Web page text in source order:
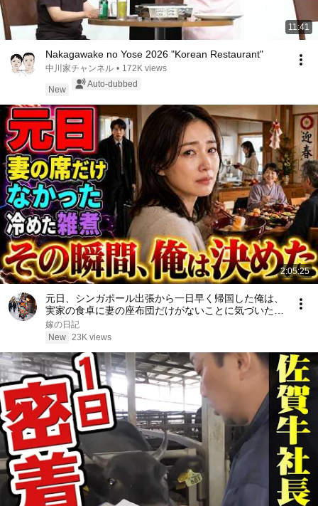
11:41
Nakagawake no Yose 2026 "Korean Restaurant"
中川家チャンネル • 172K views
New
Auto-dubbed
2:05:25
元日、シンガポール出張から一日早く帰国した俺は、
実家の食卓に妻の座布団だけがないことに気づいた。
上機嫌な母の横を通り、台所で冷えた雑煮を一人です
する妻を見た瞬間、俺は黙って翌朝の手続きを決めた
嫁の日記
New 23K views